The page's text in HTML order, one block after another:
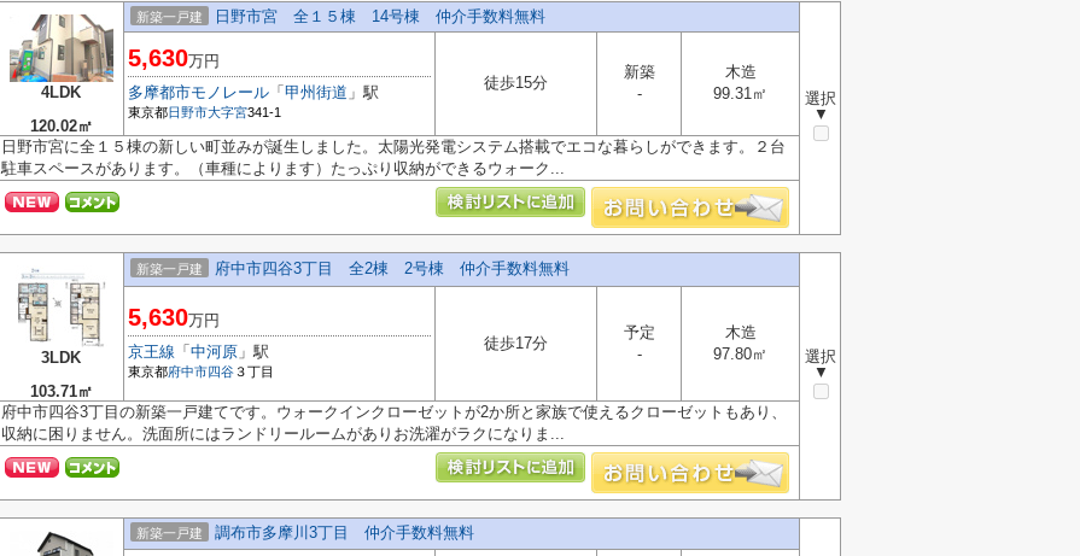
4LDK
120.02㎡
新築一戸建 日野市宮 全１５棟 14号棟 仲介手数料無料
選択
▼
5,630万円
多摩都市モノレール 「 甲州街道 」駅
東京都日野市大字宮341-1
徒歩15分
新築
-
木造
99.31㎡
日野市宮に全１５棟の新しい町並みが誕生しました。太陽光発電システム搭載でエコな暮らしができます。２台
駐車スペースがあります。（車種によります）たっぷり収納ができるウォーク...
3LDK
103.71㎡
新築一戸建 府中市四谷3丁目 全2棟 2号棟 仲介手数料無料
選択
▼
5,630万円
京王線 「 中河原 」駅
東京都府中市四谷３丁目
徒歩17分
予定
-
木造
97.80㎡
府中市四谷3丁目の新築一戸建てです。ウォークインクローゼットが2か所と家族で使えるクローゼットもあり、
収納に困りません。洗面所にはランドリールームがありお洗濯がラクになりま...
新築一戸建 調布市多摩川3丁目 仲介手数料無料